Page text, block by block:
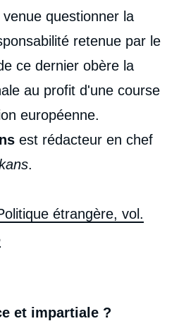
questionner la
retenue par le
ce dernier obère la
au profit d'une course
européenne.
est rédacteur en chef
.
étrangère, vol.
et impartiale ?